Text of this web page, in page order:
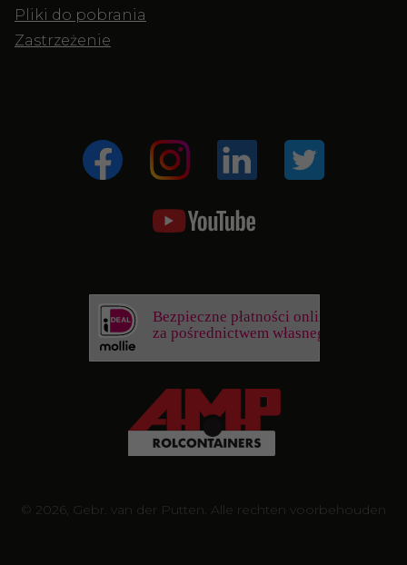
Pliki do pobrania
Zastrzeżenie
Bezpieczne płatności online
za pośrednictwem własnego banku
© 2026, Gebr. van der Putten. Alle rechten voorbehouden